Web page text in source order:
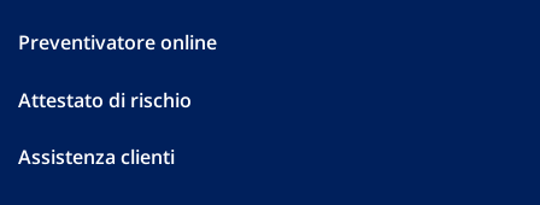
Preventivatore online
Attestato di rischio
Assistenza clienti